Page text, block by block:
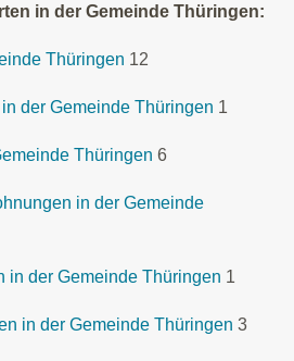
in der Gemeinde Thüringen:
Thüringen 12
der Gemeinde Thüringen 1
Thüringen 6
in der Gemeinde
in der Gemeinde Thüringen 1
in der Gemeinde Thüringen 3